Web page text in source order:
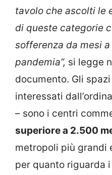
tavolo che ascolti le
di queste categorie
sofferenza da mesi
pandemia”, si legge
documento. Gli
interessati
– sono i centri
superiore a 2.500
metropoli più grandi
per quanto riguarda